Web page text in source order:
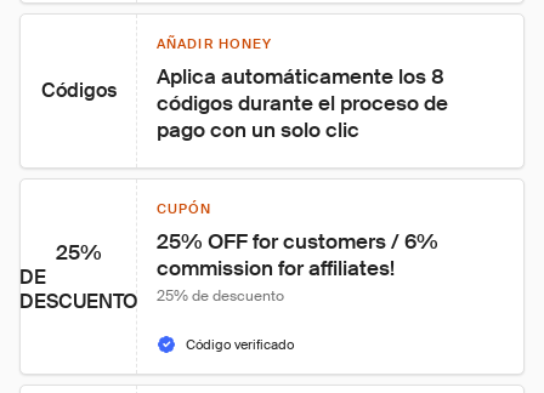
Códigos
AÑADIR HONEY
Aplica automáticamente los 8
códigos durante el proceso de
pago con un solo clic
25%
DE
DESCUENTO
CUPÓN
25% OFF for customers / 6%
commission for affiliates!
25% de descuento
Código verificado